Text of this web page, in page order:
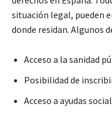
situación legal, pueden
donde residan. Algunos
Acceso a la sanidad
Posibilidad de
Acceso a ayudas